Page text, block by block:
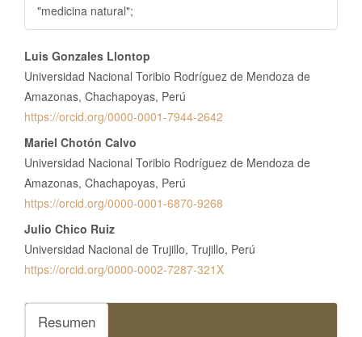
"medicina natural";
Contenido
principal
del
artículo
Luis Gonzales Llontop
Universidad Nacional Toribio Rodríguez de Mendoza de
Amazonas, Chachapoyas, Perú
https://orcid.org/0000-0001-7944-2642
Mariel Chotón Calvo
Universidad Nacional Toribio Rodríguez de Mendoza de
Amazonas, Chachapoyas, Perú
https://orcid.org/0000-0001-6870-9268
Julio Chico Ruiz
Universidad Nacional de Trujillo, Trujillo, Perú
https://orcid.org/0000-0002-7287-321X
Resumen